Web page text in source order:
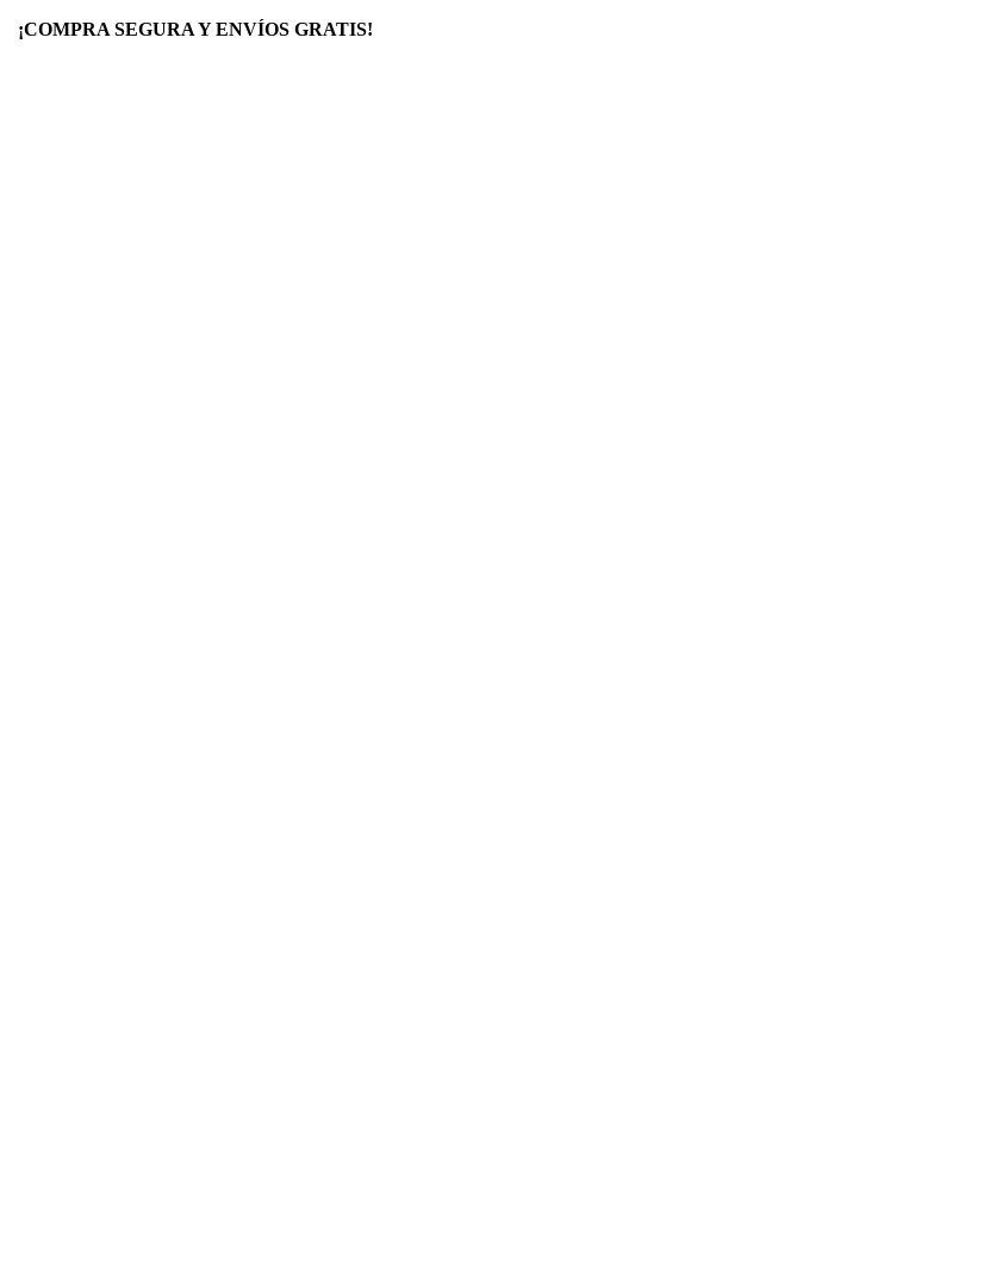
¡COMPRA SEGURA Y ENVÍOS GRATIS!